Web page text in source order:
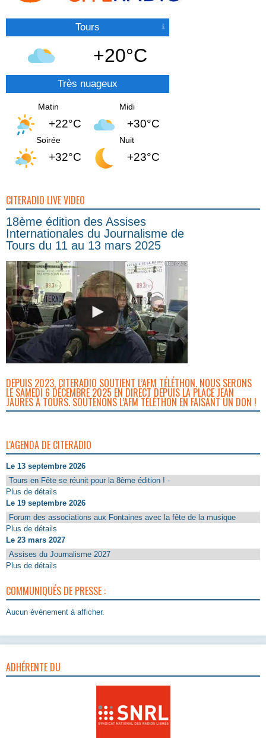
Tours
+20°C
Très nuageux
Matin
+22°C
Midi
+30°C
Soirée
+32°C
Nuit
+23°C
CITERADIO LIVE VIDEO
18ème édition des Assises
Internationales du Journalisme de
Tours du 11 au 13 mars 2025
DEPUIS 2023, CITERADIO SOUTIENT L’AFM TÉLÉTHON. NOUS SERONS
LE SAMEDI 6 DÉCEMBRE 2025 EN DIRECT DEPUIS LA PLACE JEAN
JAURÈS À TOURS. SOUTENONS L’AFM TÉLÉTHON EN FAISANT UN DON !
L'AGENDA DE CITERADIO
Le 13 septembre 2026
Tours en Fête se réunit pour la 8ème édition ! -
Plus de détails
Le 19 septembre 2026
Forum des associations aux Fontaines avec la fête de la musique
Plus de détails
Le 23 mars 2027
Assises du Journalisme 2027
Plus de détails
COMMUNIQUÉS DE PRESSE :
Aucun évènement à afficher.
ADHÉRENTE DU